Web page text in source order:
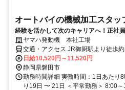
オートバイの機械加工スタッ
経験を活かして次のキャリアへ！正社
ヤマハ発動機 本社工場
交通・アクセス JR御厨駅より徒歩
日給10,520円～11,520円
静岡県磐田市
勤務時間詳細 実働時間：1日あたり
り19日 〜 21日 ＜平常勤務＞ 8:00